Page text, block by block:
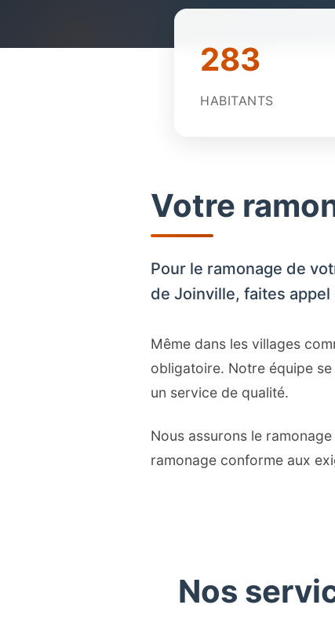
283
HABITANTS
Votre
Pour le ramonage de
de Joinville, faites
Même dans les villages
obligatoire. Notre équipe
un service de qualité.
Nous assurons le
ramonage conforme aux
Nos